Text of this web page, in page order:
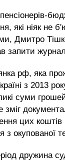
які ніяк не
Дмитро
запити
рф, яка
з 2013
суми
цих коштів
окупованої
дружина